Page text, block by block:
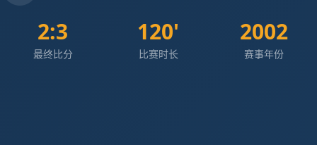
2:3
最终比分
120'
比赛时长
2002
赛事年份